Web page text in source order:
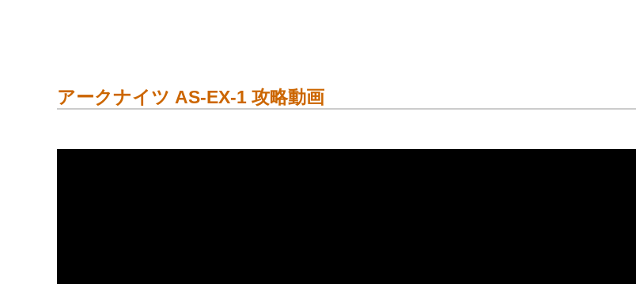
アークナイツ AS-EX-1 攻略動画